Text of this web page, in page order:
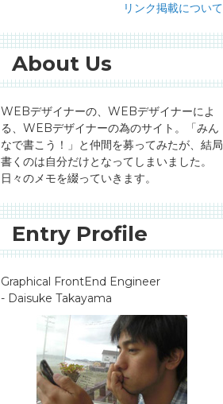
リンク掲載について
About Us
WEBデザイナーの、WEBデザイナーによ
る、WEBデザイナーの為のサイト。「みん
なで書こう！」と仲間を募ってみたが、結局
書くのは自分だけとなってしまいました。
日々のメモを綴っていきます。
Entry Profile
Graphical FrontEnd Engineer
- Daisuke Takayama